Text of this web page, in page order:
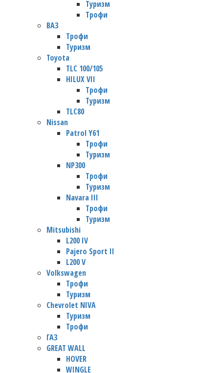
Туризм
Трофи
ВАЗ
Трофи
Туризм
Toyota
TLC 100/105
HILUX VII
Трофи
Туризм
TLC80
Nissan
Patrol Y61
Трофи
Туризм
NP300
Трофи
Туризм
Navara III
Трофи
Туризм
Mitsubishi
L200 IV
Pajero Sport II
L200 V
Volkswagen
Трофи
Туризм
Chevrolet NIVA
Туризм
Трофи
ГАЗ
GREAT WALL
HOVER
WINGLE